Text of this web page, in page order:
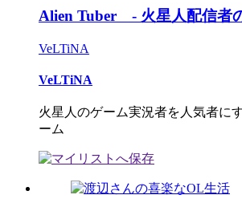
Alien Tuber - 火星人配信者
VeLTiNA
VeLTiNA
火星人のゲーム実況者を人気者に
ーム